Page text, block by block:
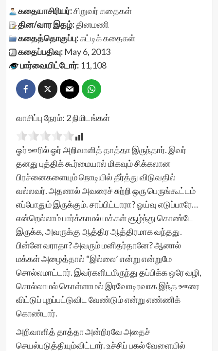
கதையாசிரியர்:சிறுவர் கதைகள்
தின/வார இதழ்:தினமணி
கதைத்தொகுப்பு:சுட்டிக் கதைகள்
கதைப்பதிவு:May 6, 2013
பார்வையிட்டோர்:11,108
வாசிப்பு நேரம்: 2நிமிடங்கள்
ஓர் ஊரில் ஓர் அறிவாளித் தாத்தா இருந்தார். இவர்
தனது புத்திக் கூர்மையால் மிகவும் சிக்கலான
பிரச்னைகளையும் நொடியில் தீர்த்து விடுவதில்
வல்லவர். அதனால் அவரைச் சுற்றி ஒரு பெருங்கூட்டம்
எப்போதும் இருக்கும். சாப்பிட்டாரா? ஓய்வு எடுப்பாரே…
என்றெல்லாம் பார்க்காமல் மக்கள் சூழ்ந்து கொண்டே
இருக்க, அவருக்கு ஆத்திர ஆத்திரமாக வந்தது.
பின்னே வராதா? அவரும் மனிதர்தானே? ஆனால்
மக்கள் அழைத்தால் “இல்லை’ என்று என்றுமே
சொல்லமாட்டார். இவர்களிடமிருந்து தப்பிக்க ஒரே வழி,
சொல்லாமல் கொள்ளாமல் இரவோடிரவாக இந்த ஊரை
விட்டுப் புறப்பட்டுவிட வேண்டும் என்று எண்ணிக்
கொண்டார்.
அறிவாளித் தாத்தா அன்றிரவே அதைச்
செயல்படுத்தியும்விட்டார். உச்சிப் பகல் வேளையில்